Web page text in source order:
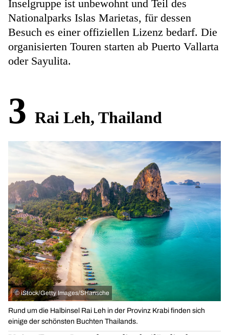
Inselgruppe ist unbewohnt und Teil des
Nationalparks Islas Marietas, für dessen
Besuch es einer offiziellen Lizenz bedarf. Die
organisierten Touren starten ab Puerto Vallarta
oder Sayulita.
3 Rai Leh, Thailand
© iStock/Getty Images/SHansche
Rund um die Halbinsel Rai Leh in der Provinz Krabi finden sich
einige der schönsten Buchten Thailands.